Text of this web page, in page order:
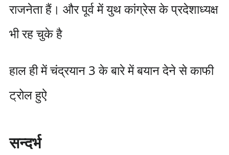
राजनेता हैं। और पूर्व में युथ कांग्रेस के प्रदेशाध्यक्ष
भी रह चुके है
हाल ही में चंद्रयान 3 के बारे में बयान देने से काफी
ट्रोल हुऐ
सन्दर्भ